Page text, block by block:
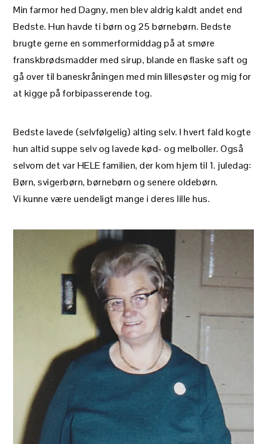
Min farmor hed Dagny, men blev aldrig kaldt andet end
Bedste. Hun havde ti børn og 25 børnebørn. Bedste
brugte gerne en sommerformiddag på at smøre
franskbrødsmadder med sirup, blande en flaske saft og
gå over til baneskråningen med min lillesøster og mig for
at kigge på forbipasserende tog.
Bedste lavede (selvfølgelig) alting selv. I hvert fald kogte
hun altid suppe selv og lavede kød- og melboller. Også
selvom det var HELE familien, der kom hjem til 1. juledag:
Børn, svigerbørn, børnebørn og senere oldebørn.
Vi kunne være uendeligt mange i deres lille hus.